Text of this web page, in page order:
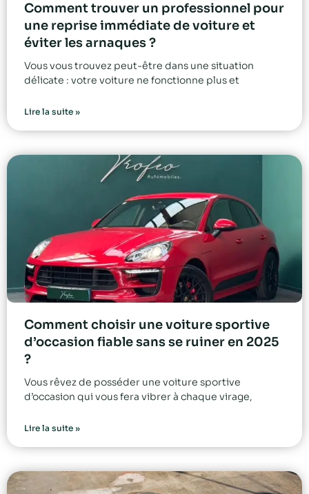
Comment trouver un professionnel pour
une reprise immédiate de voiture et
éviter les arnaques ?
Vous vous trouvez peut-être dans une situation
délicate : votre voiture ne fonctionne plus et
Lire la suite »
Comment choisir une voiture sportive
d’occasion fiable sans se ruiner en 2025
?
Vous rêvez de posséder une voiture sportive
d’occasion qui vous fera vibrer à chaque virage,
Lire la suite »